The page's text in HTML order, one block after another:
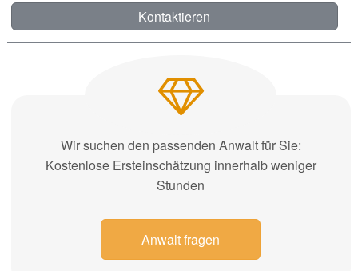
Kontaktieren
Wir suchen den passenden Anwalt für Sie:
Kostenlose Ersteinschätzung innerhalb weniger
Stunden
Anwalt fragen